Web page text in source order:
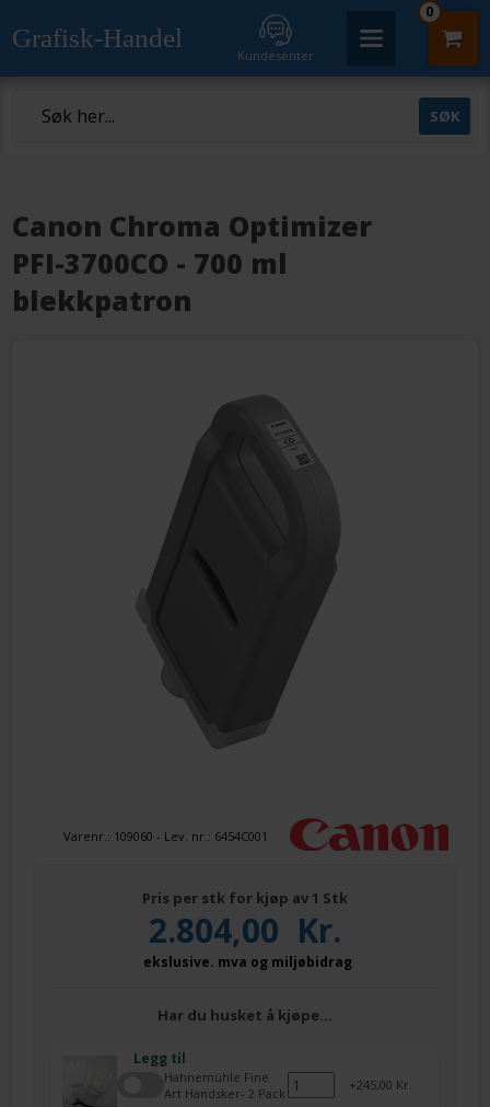
Grafisk-Handel
Kundesenter
0
Canon Chroma Optimizer
PFI-3700CO - 700 ml
blekkpatron
Varenr.: 109060 - Lev. nr.: 6454C001
Pris per stk for kjøp av 1 Stk
2.804,00 Kr.
ekslusive. mva og miljøbidrag
Har du husket å kjøpe…
Legg til
Hahnemühle Fine
Art Handsker- 2 Pack
245,00 Kr.